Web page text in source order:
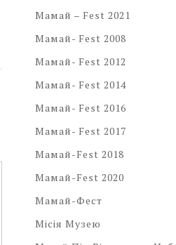
Мамай – Fest 2021
Мамай- Fest 2008
Мамай- Fest 2012
Мамай- Fest 2014
Мамай- Fest 2016
Мамай- Fest 2017
Мамай-Fest 2018
Мамай-Fest 2020
Мамай-Фест
Місія Музею